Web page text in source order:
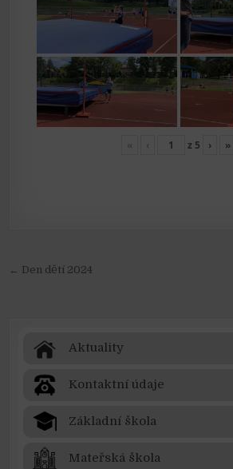
z 5 › »
Navigace pro příspěvek
← Den dětí 2024
Aktuality
Kontaktní údaje
Základní škola
Mateřská škola